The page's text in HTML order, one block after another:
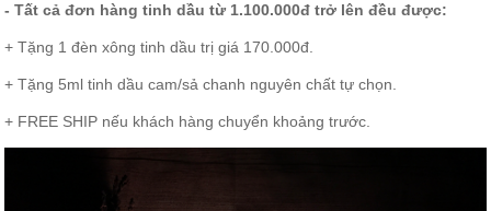
- Tất cả đơn hàng tinh dầu từ 1.100.000đ trở lên đều được:
+ Tặng 1 đèn xông tinh dầu trị giá 170.000đ.
+ Tặng 5ml tinh dầu cam/sả chanh nguyên chất tự chọn.
+ FREE SHIP nếu khách hàng chuyển khoảng trước.